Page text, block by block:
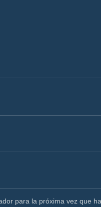
para la próxima vez que